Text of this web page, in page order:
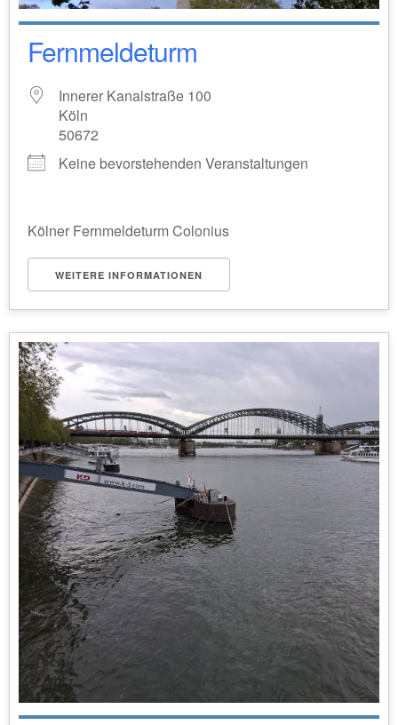
Fernmeldeturm
Innerer Kanalstraße 100
Köln
50672
Keine bevorstehenden Veranstaltungen
Kölner Fernmeldeturm Colonius
WEITERE INFORMATIONEN